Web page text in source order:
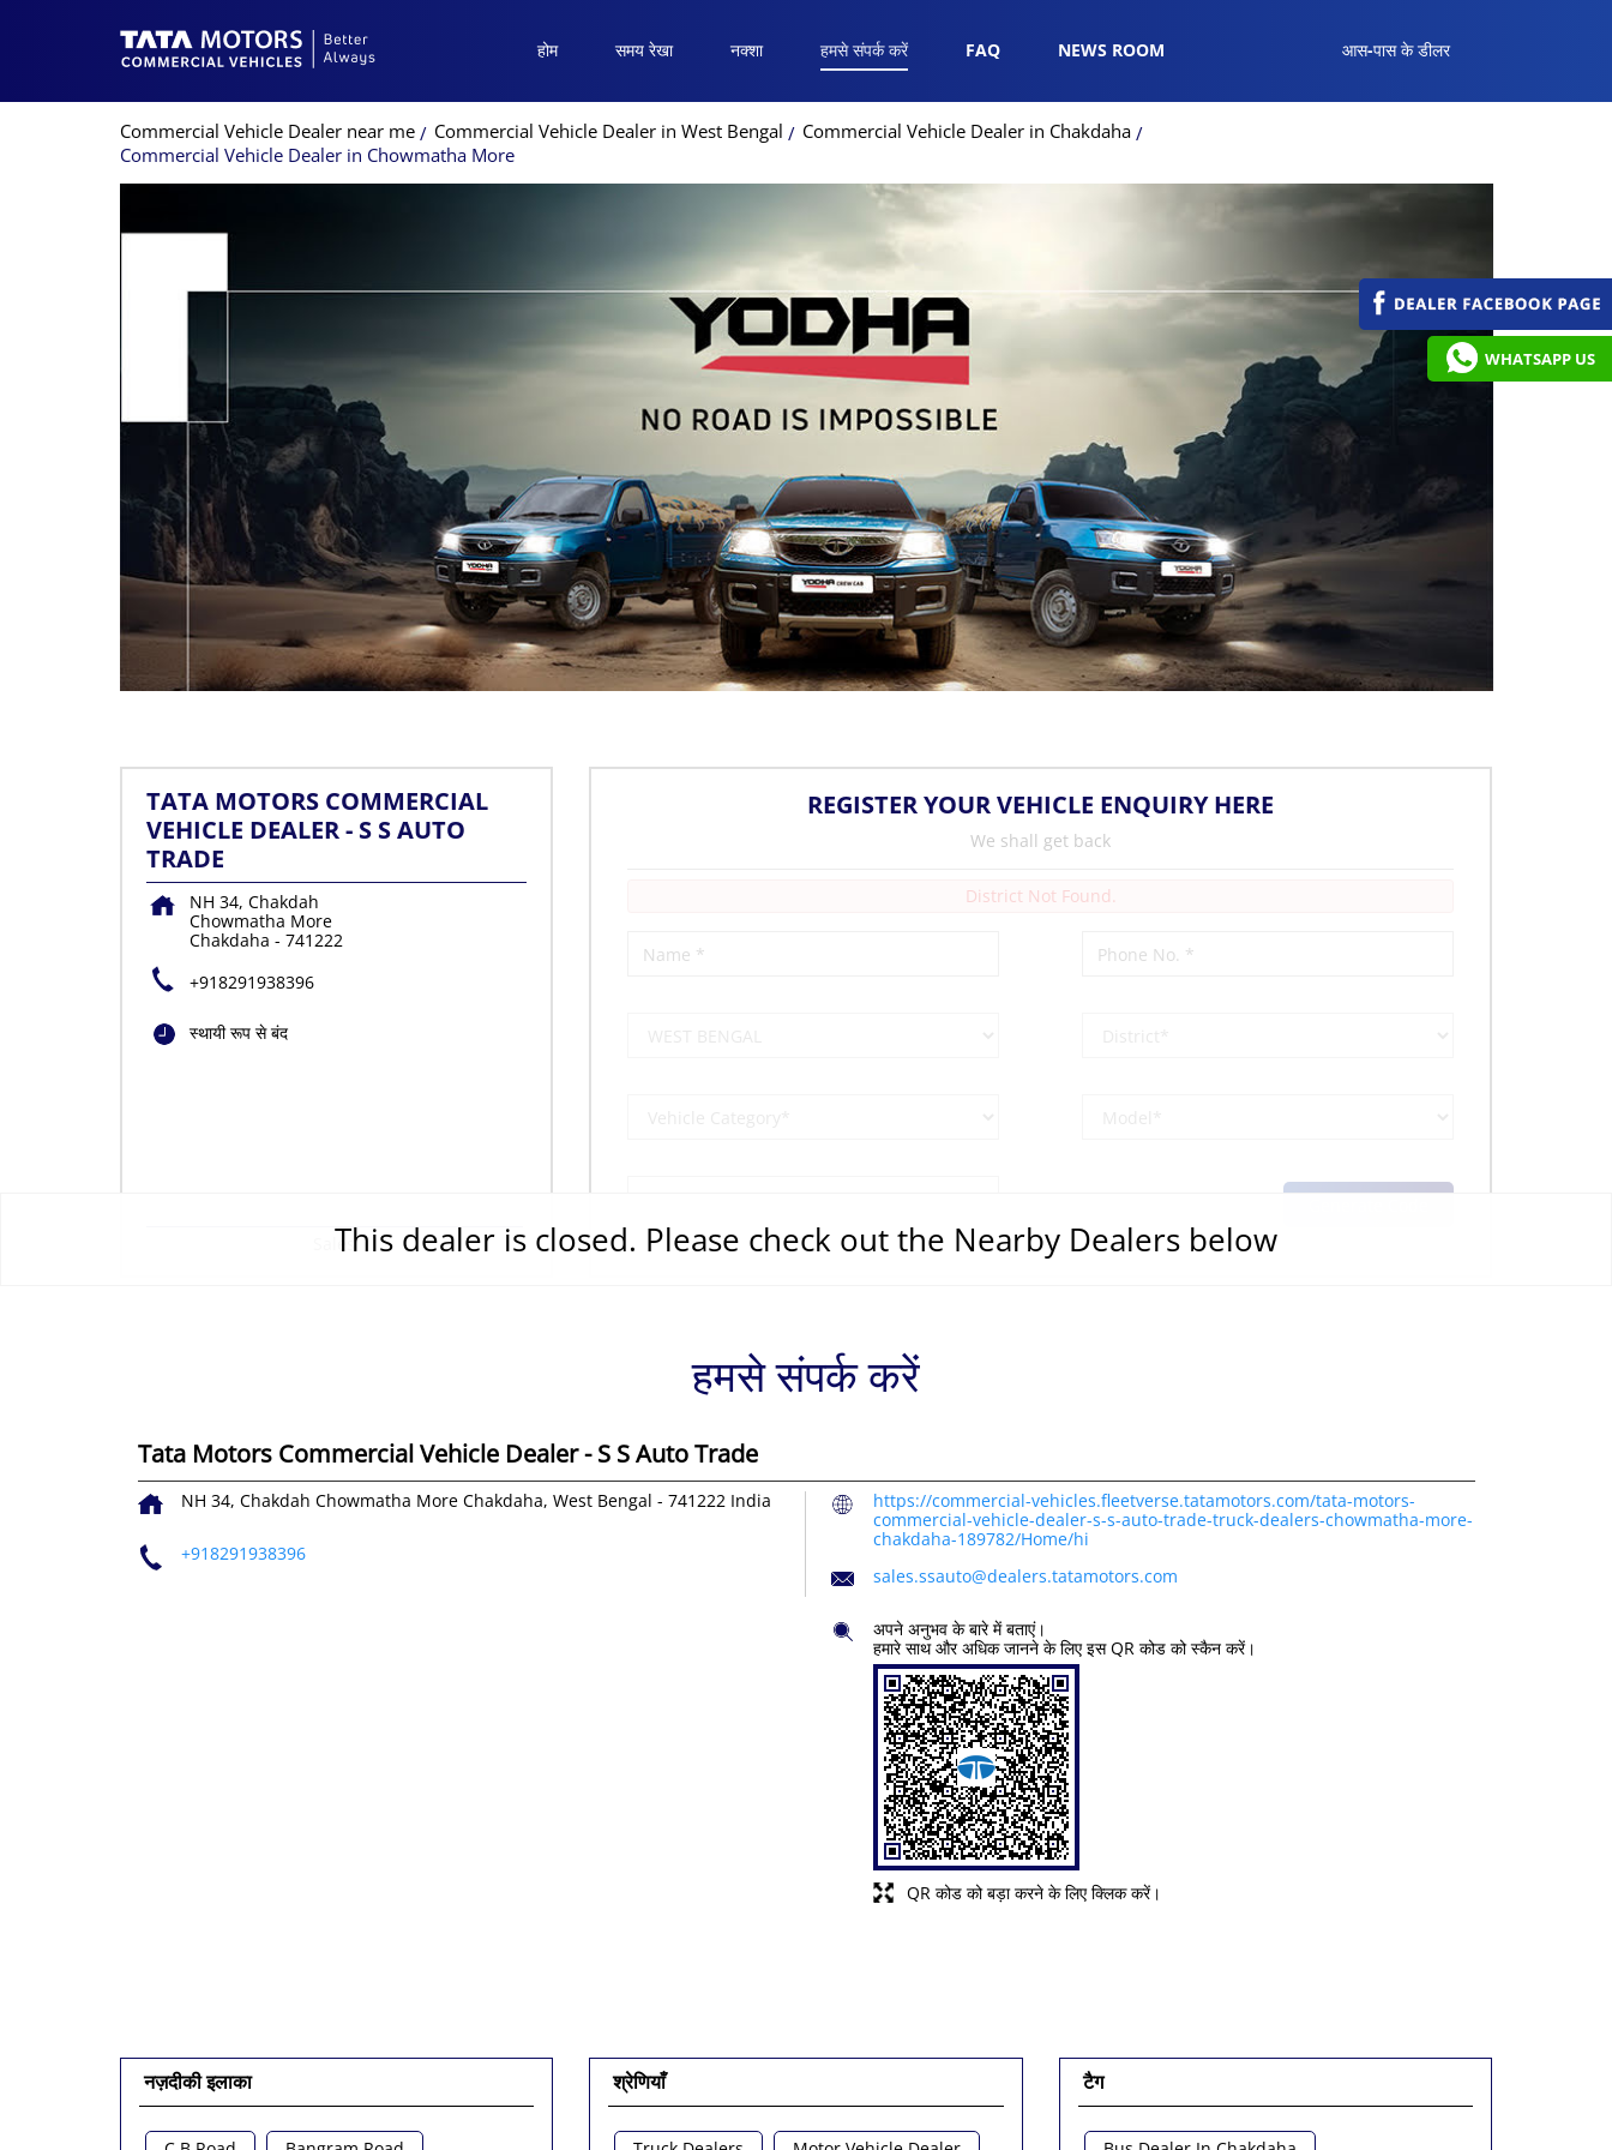
होम समय रेखा नक्शा हमसे संपर्क करें FAQ NEWS ROOM आस-पास के डीलर
This dealer is closed. Please check out the Nearby Dealers below
Commercial Vehicle Dealer near me Commercial Vehicle Dealer in West Bengal
Commercial Vehicle Dealer in Chakdaha
Commercial Vehicle Dealer in Chowmatha More
TATA MOTORS COMMERCIAL
VEHICLE DEALER - S S AUTO
TRADE
NH 34, Chakdah
Chowmatha More
Chakdaha - 741222
+918291938396
स्थायी रूप से बंद
REGISTER YOUR VEHICLE ENQUIRY HERE
We shall get back
District Not Found.
हमसे संपर्क करें
Tata Motors Commercial Vehicle Dealer - S S Auto Trade
NH 34, Chakdah Chowmatha More Chakdaha, West Bengal - 741222 India
+918291938396
https://commercial-vehicles.fleetverse.tatamotors.com/tata-motors-
commercial-vehicle-dealer-s-s-auto-trade-truck-dealers-chowmatha-more-
chakdaha-189782/Home/hi
sales.ssauto@dealers.tatamotors.com
QR कोड को बड़ा करने के लिए क्लिक करें।
अपने अनुभव के बारे में बताएं।
हमारे साथ और अधिक जानने के लिए इस QR कोड को स्कैन करें।
नज़दीकी इलाका श्रेणियाँ टैग
WHATSAPP US